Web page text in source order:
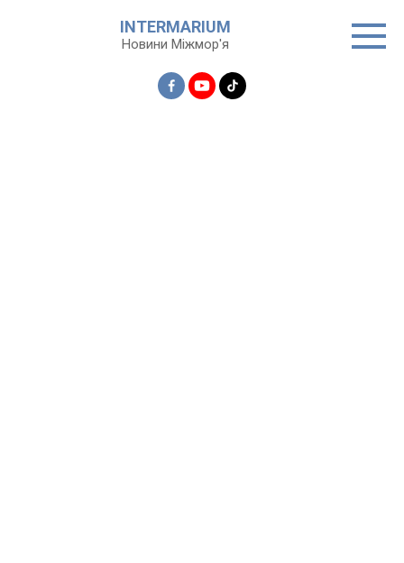
INTERMARIUM
Новини Міжмор'я